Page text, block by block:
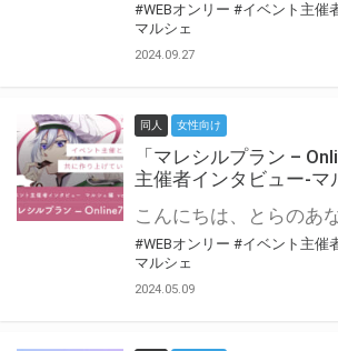
#WEBオンリー #イベント主催
マルシェ
2024.09.27
同人 女性向け
「マレシルプラン –
主催者インタビュー-マ
#WEBオンリー #イベント主催
マルシェ
2024.05.09